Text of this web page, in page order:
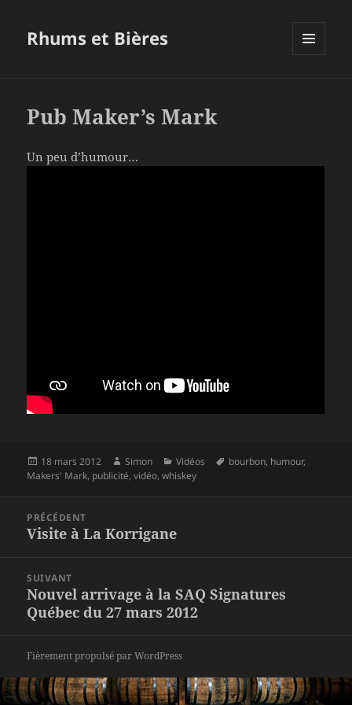
Rhums et Bières
Pub Maker’s Mark
Un peu d’humour…
Publié
le
18 mars 2012 Auteur
Simon Catégories
Vidéos
Mots-
bourbon, humour,
Makers' Mark, publicité,vidéo,whiskey
l’article
PRÉCÉDENT
Article
Visite à La Korrigane
SUIVANT
Article
suivant :
Nouvel arrivage à la SAQ Signatures
Québec du 27 mars 2012
Fièrement propulsé par WordPress